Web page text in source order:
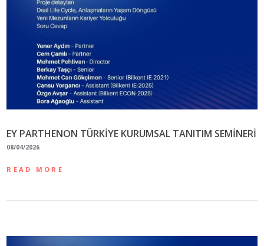
EY PARTHENON TÜRKİYE KURUMSAL TANITIM SEMİNERİ
08/04/2026
READ MORE